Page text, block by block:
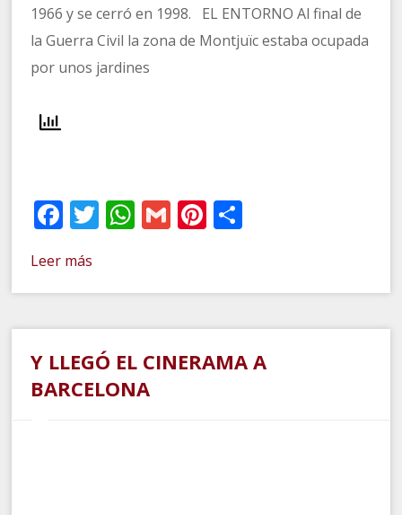
1966 y se cerró en 1998. EL ENTORNO Al final de
la Guerra Civil la zona de Montjuïc estaba ocupada
por unos jardines
Facebook
Twitter
WhatsApp
GmailPinterest
Leer más
Y LLEGÓ EL CINERAMA A
BARCELONA